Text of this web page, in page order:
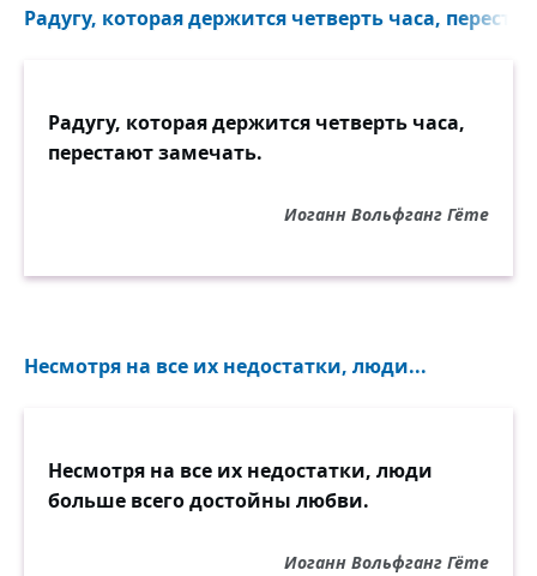
Радугу, которая держится четверть часа,
Радугу, которая держится четверть часа,
перестают замечать.
Иоганн Вольфганг Гёте
Несмотря на все их недостатки, люди...
Несмотря на все их недостатки, люди
больше всего достойны любви.
Иоганн Вольфганг Гёте